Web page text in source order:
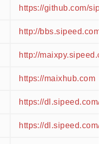
https://github.com/
http://bbs.sipeed.com
http://
https://maixhub.com
https://dl.sipeed.com/
https://dl.sipeed.com/